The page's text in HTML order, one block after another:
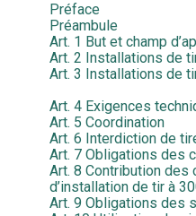
Préface
Préambule
Art. 1 But et champ
Art. 2 Installations de
Art. 3 Installations de
Art. 4 Exigences
Art. 5 Coordination
Art. 6 Interdiction de
Art. 7 Obligations des
Art. 8 Contribution des
d’installation de tir à
Art. 9 Obligations des